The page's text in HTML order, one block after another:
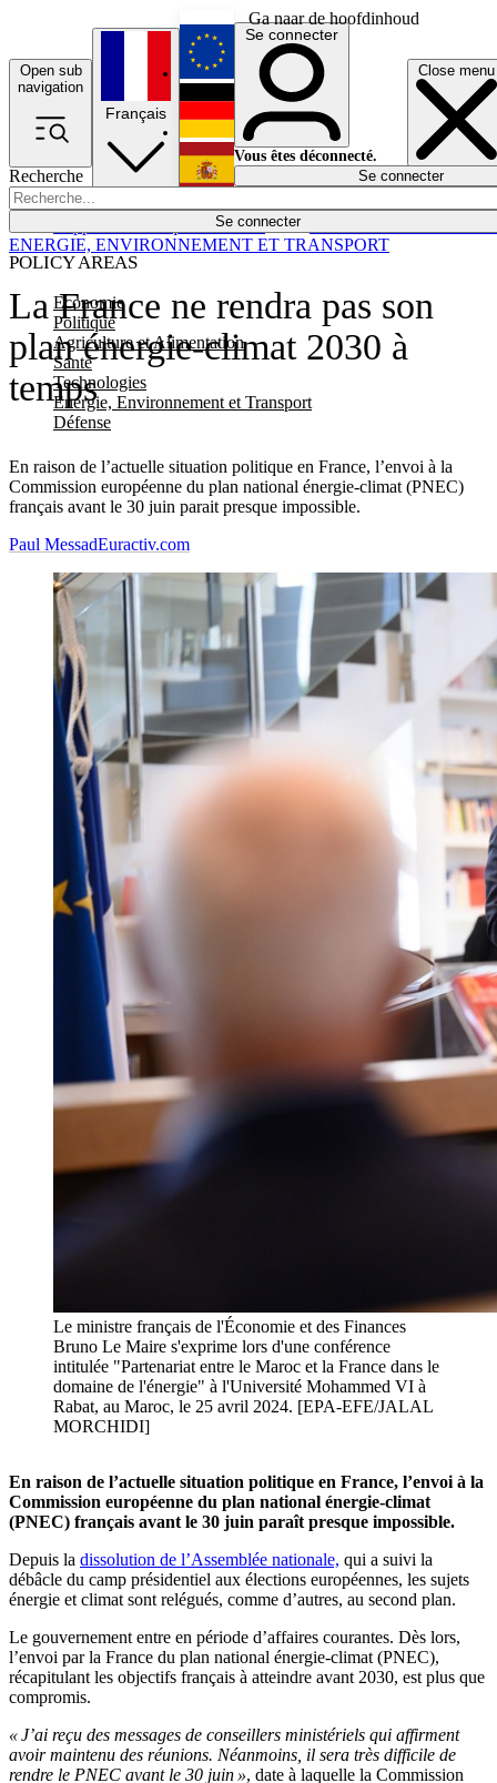
Ga naar de hoofdinhoud
Open sub
navigation
Close menu
Recherche
Se connecter
POLICY AREAS
Economie
Politique
Agriculture et Alimentation
Santé
Technologies
Energie, Environnement et Transport
Défense
Économie
Français
English
Deutsch
Español
Se connecter
Vous êtes déconnecté.
Se connecter
La France ne rendra pas son
plan énergie-climat 2030 à
temps
En raison de l’actuelle situation politique en France, l’envoi à la
Commission européenne du plan national énergie-climat (PNEC)
français avant le 30 juin parait presque impossible.
ENERGIE, ENVIRONNEMENT ET TRANSPORT
Paul MessadEuractiv.com
Le ministre français de l'Économie et des Finances
Bruno Le Maire s'exprime lors d'une conférence
intitulée "Partenariat entre le Maroc et la France dans le
domaine de l'énergie" à l'Université Mohammed VI à
Rabat, au Maroc, le 25 avril 2024. [EPA-EFE/JALAL
MORCHIDI]
En raison de l’actuelle situation politique en France, l’envoi à la
Commission européenne du plan national énergie-climat
(PNEC) français avant le 30 juin paraît presque impossible.
Depuis la dissolution de l’Assemblée nationale, qui a suivi la
débâcle du camp présidentiel aux élections européennes, les sujets
énergie et climat sont relégués, comme d’autres, au second plan.
Le gouvernement entre en période d’affaires courantes. Dès lors,
l’envoi par la France du plan national énergie-climat (PNEC),
récapitulant les objectifs français à atteindre avant 2030, est plus que
compromis.
« J’ai reçu des messages de conseillers ministériels qui affirment
avoir maintenu des réunions. Néanmoins, il sera très difficile de
rendre le PNEC avant le 30 juin », date à laquelle la Commission